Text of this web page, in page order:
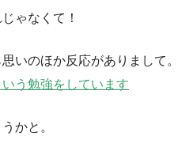
ゃなくて！
いのほか反応がありまして。
う勉強をしています
かと。